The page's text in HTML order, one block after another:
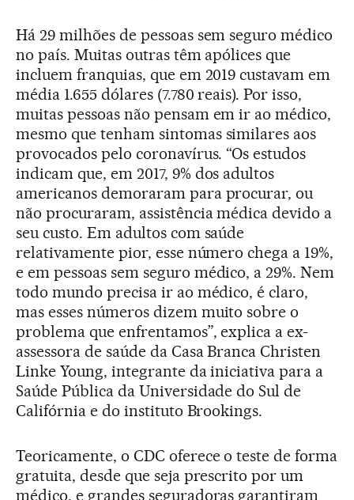
Há 29 milhões de pessoas sem seguro médico
no país. Muitas outras têm apólices que
incluem franquias, que em 2019 custavam em
média 1.655 dólares (7.780 reais). Por isso,
muitas pessoas não pensam em ir ao médico,
mesmo que tenham sintomas similares aos
provocados pelo coronavírus. “Os estudos
indicam que, em 2017, 9% dos adultos
americanos demoraram para procurar, ou
não procuraram, assistência médica devido a
seu custo. Em adultos com saúde
relativamente pior, esse número chega a 19%,
e em pessoas sem seguro médico, a 29%. Nem
todo mundo precisa ir ao médico, é claro,
mas esses números dizem muito sobre o
problema que enfrentamos”, explica a ex-
assessora de saúde da Casa Branca Christen
Linke Young, integrante da iniciativa para a
Saúde Pública da Universidade do Sul de
Califórnia e do instituto Brookings.
Teoricamente, o CDC oferece o teste de forma
gratuita, desde que seja prescrito por um
médico, e grandes seguradoras garantiram